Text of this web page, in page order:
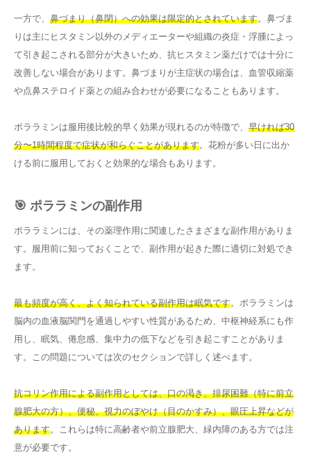
一方で、 鼻づまり（鼻閉）への効果は限定的とされています。鼻づま
りは主にヒスタミン以外のメディエーターや組織の炎症・浮腫によっ
て引き起こされる部分が大きいため、抗ヒスタミン薬だけでは十分に
改善しない場合があります。鼻づまりが主症状の場合は、血管収縮薬
や点鼻ステロイド薬との組み合わせが必要になることもあります。
ポララミンは服用後比較的早く効果が現れるのが特徴で、 早ければ30
分〜1時間程度で症状が和らぐことがあります。花粉が多い日に出か
ける前に服用しておくと効果的な場合もあります。
🎯 ポララミンの副作用
ポララミンには、その薬理作用に関連したさまざまな副作用がありま
す。服用前に知っておくことで、副作用が起きた際に適切に対処でき
ます。
最も頻度が高く、よく知られている副作用は眠気です。ポララミンは
脳内の血液脳関門を通過しやすい性質があるため、中枢神経系にも作
用し、眠気、倦怠感、集中力の低下などを引き起こすことがありま
す。この問題については次のセクションで詳しく述べます。
抗コリン作用による副作用としては、口の渇き、排尿困難（特に前立
腺肥大の方）、便秘、視力のぼやけ（目のかすみ）、眼圧上昇などが
あります。これらは特に高齢者や前立腺肥大、緑内障のある方では注
意が必要です。